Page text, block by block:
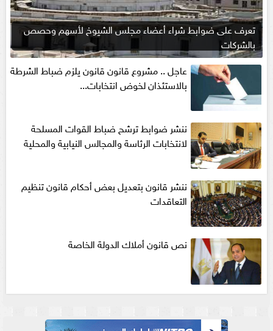
تعرف على ضوابط شراء أعضاء مجلس الشيوخ لأسهم وحصص
بالشركات
عاجل .. مشروع قانون قانون يلزم ضباط الشرطة
بالاستئذان لخوض انتخابات...
ننشر ضوابط ترشح ضباط القوات المسلحة
لانتخابات الرئاسة والمجالس النيابية والمحلية‎
ننشر قانون بتعديل بعض أحكام قانون تنظيم
التعاقدات
نص قانون أملاك الدولة الخاصة